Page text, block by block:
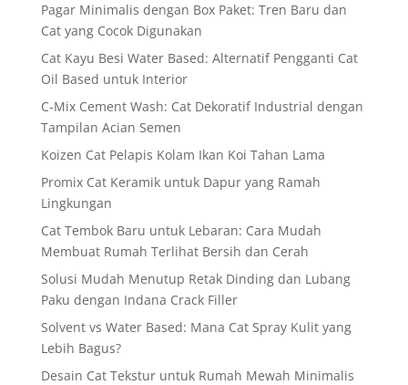
Pagar Minimalis dengan Box Paket: Tren Baru dan
Cat yang Cocok Digunakan
Cat Kayu Besi Water Based: Alternatif Pengganti Cat
Oil Based untuk Interior
C-Mix Cement Wash: Cat Dekoratif Industrial dengan
Tampilan Acian Semen
Koizen Cat Pelapis Kolam Ikan Koi Tahan Lama
Promix Cat Keramik untuk Dapur yang Ramah
Lingkungan
Cat Tembok Baru untuk Lebaran: Cara Mudah
Membuat Rumah Terlihat Bersih dan Cerah
Solusi Mudah Menutup Retak Dinding dan Lubang
Paku dengan Indana Crack Filler
Solvent vs Water Based: Mana Cat Spray Kulit yang
Lebih Bagus?
Desain Cat Tekstur untuk Rumah Mewah Minimalis